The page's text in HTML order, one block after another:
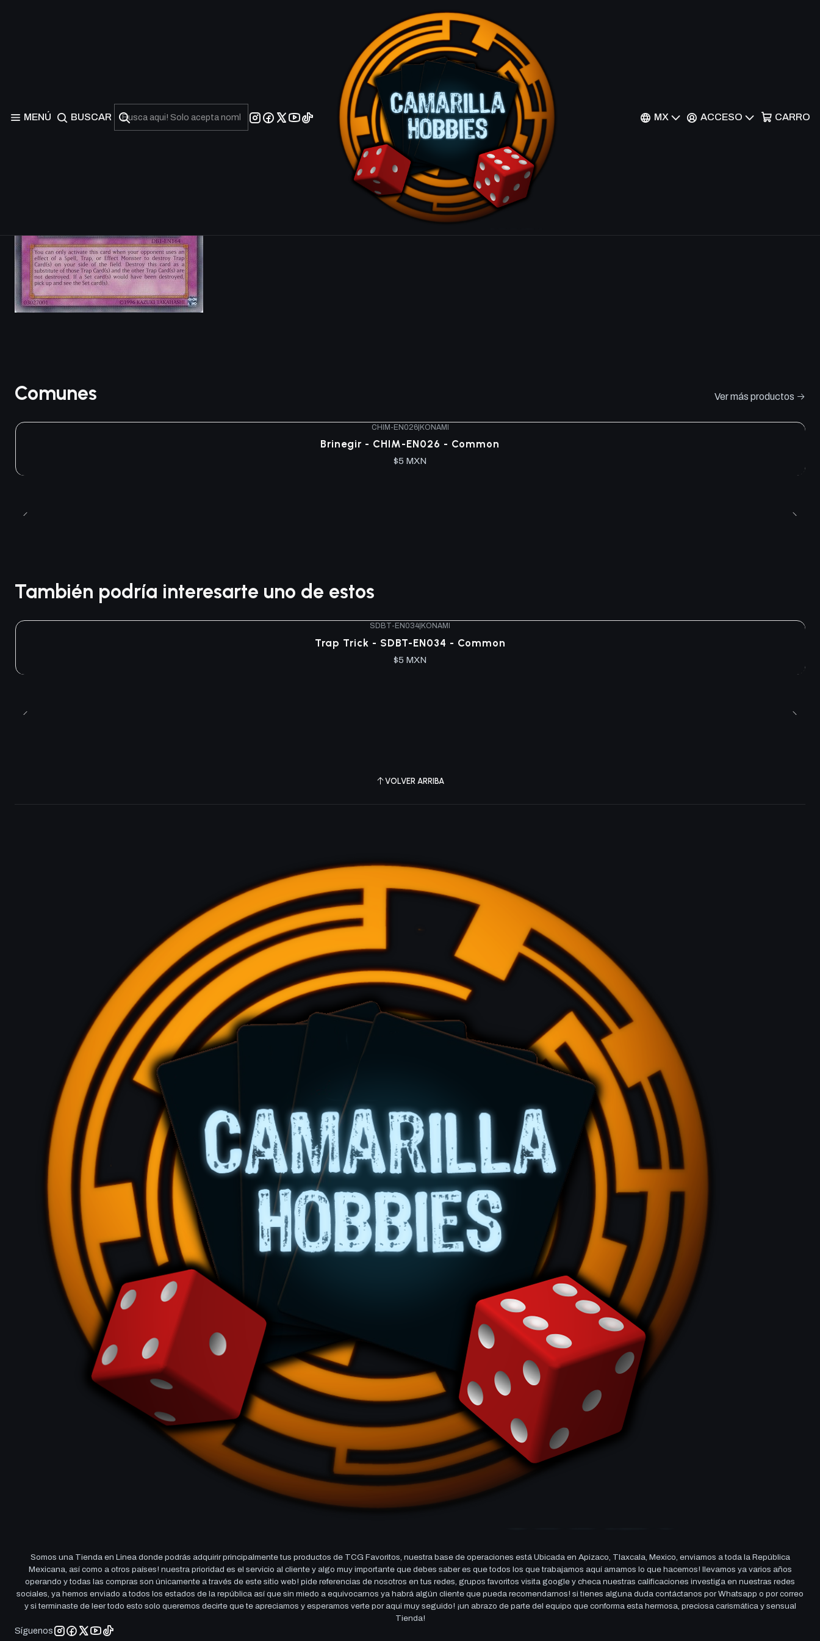
MENÚ BUSCAR MX ACCESO CARRO
Fake Trap - DB1-EN164 - Common
IDIOMA
Ingles Español
Mostrar stock de ubicaciones
COMPARTIR ESTE PRODUCTO
Comunes Ver más productos
CHIM-EN026| KONAMI
Brinegir - CHIM-EN026 - Common
$5 MXN
También podría interesarte uno de estos
SDBT-EN034 KONAMI
Trap Trick - SDBT-EN034 - Common
$5 MXN
VOLVER ARRIBA
Somos una Tienda en Linea donde podrás adquirir principalmente tus productos de TCG Favoritos, nuestra base de operaciones está Ubicada en Apizaco, Tlaxcala, Mexico, enviamos a toda la República
Mexicana, así como a otros países! nuestra prioridad es el servicio al cliente y algo muy importante que debes saber es que todos los que trabajamos aquí amamos lo que hacemos! llevamos ya varios años
operando y todas las compras son únicamente a través de este sitio web! pide referencias de nosotros en tus redes, grupos favoritos visita google y checa nuestras calificaciones investiga en nuestras redes
sociales, ya hemos enviado a todos los estados de la república así que sin miedo a equivocarnos ya habrá algún cliente que pueda recomendarnos! si tienes alguna duda contáctanos por Whatsapp o por correo
y si terminaste de leer todo esto solo queremos decirte que te apreciamos y esperamos verte por aqui muy seguido! ¡un abrazo de parte del equipo que conforma esta hermosa, preciosa carismática y sensual
Tienda!
Síguenos